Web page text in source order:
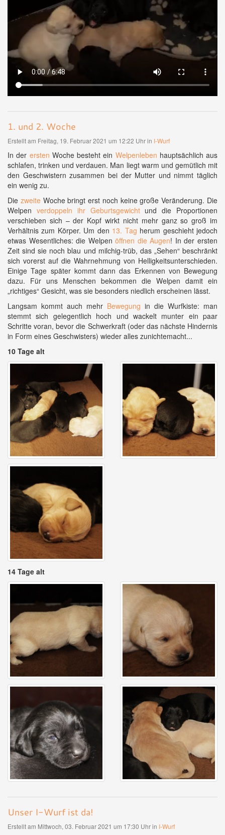
1. und 2. Woche
Erstellt am Freitag, 19. Februar 2021 um 12:22 Uhr in I-Wurf
In der ersten Woche besteht ein Welpenleben hauptsächlich aus
schlafen, trinken und verdauen. Man liegt warm und gemütlich mit
den Geschwistern zusammen bei der Mutter und nimmt täglich
ein wenig zu.
Die zweiteWoche bringt erst noch keine große Veränderung. Die
Welpen verdoppeln ihr Geburtsgewichtund die Proportionen
verschieben sich – der Kopf wirkt nicht mehr ganz so groß im
Verhältnis zum Körper. Um den 13. Tag herum geschieht jedoch
etwas Wesentliches: die Welpenöffnen die Augen! In der ersten
Zeit sind sie noch blau und milchig-trüb, das „Sehen“ beschränkt
sich vorerst auf die Wahrnehmung von Helligkeitsunterschieden.
Einige Tage später kommt dann das Erkennen von Bewegung
dazu. Für uns Menschen bekommen die Welpen damit ein
„richtiges“ Gesicht, was sie besonders niedlich erscheinen lässt.
Langsam kommt auch mehr Bewegung in die Wurfkiste: man
stemmt sich gelegentlich hoch und wackelt munter ein paar
Schritte voran, bevor die Schwerkraft (oder das nächste Hindernis
in Form eines Geschwisters) wieder alles zunichtemacht...
10 Tage alt
14 Tage alt
Unser I-Wurf ist da!
Erstellt am Mittwoch, 03. Februar 2021 um 17:30 Uhr in I-Wurf